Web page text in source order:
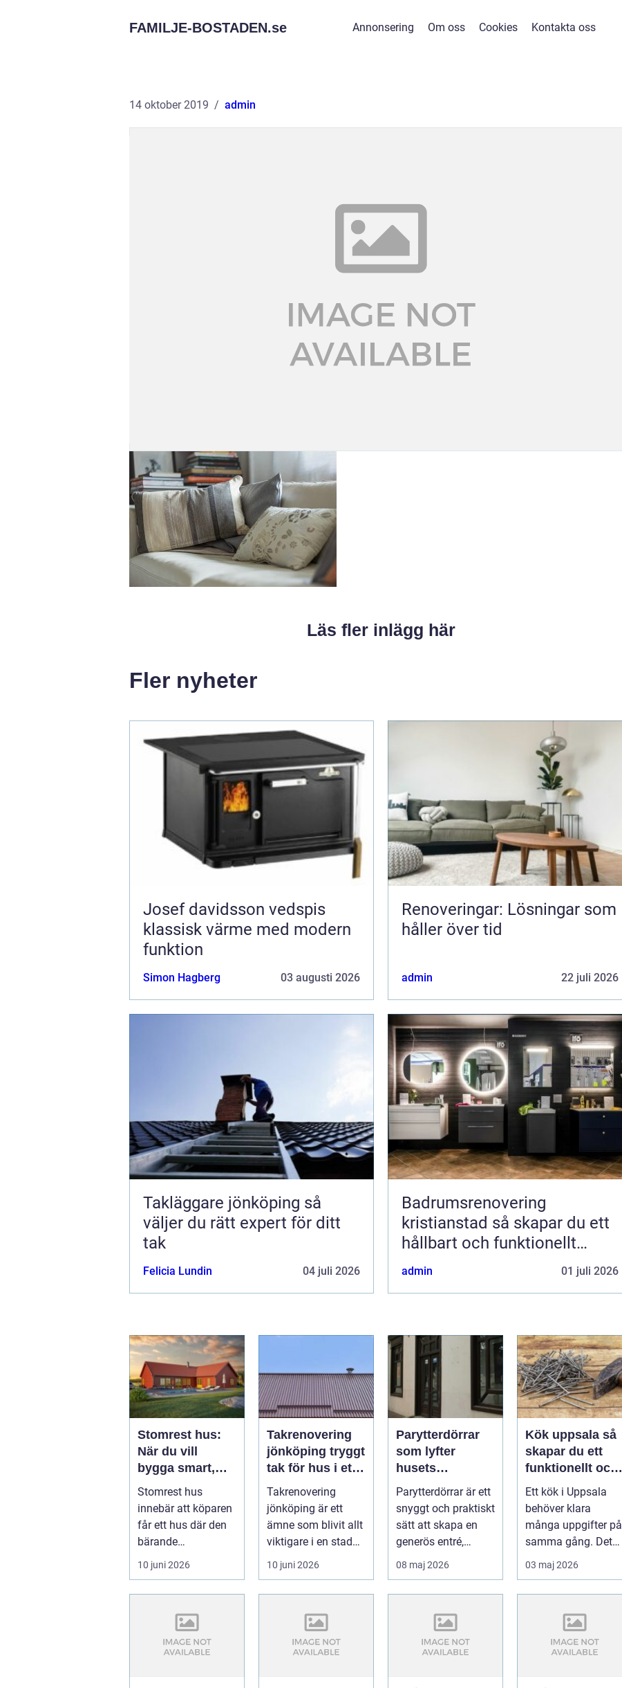
FAMILJE-BOSTADEN.se Annonsering Om oss Cookies Kontakta oss
14 oktober 2019 admin
Läs fler inlägg här
Fler nyheter
Josef davidsson vedspis
klassisk värme med modern
funktion
Simon Hagberg 03 augusti 2026
Renoveringar: Lösningar som
håller över tid
admin 22 juli 2026
Takläggare jönköping så
väljer du rätt expert för ditt
tak
Felicia Lundin 04 juli 2026
Badrumsrenovering
kristianstad så skapar du ett
hållbart och funktionellt
badrum
admin 01 juli 2026
Stomrest hus:
När du vill
bygga smart,
tryggt och
flexibelt
Stomrest hus
innebär att köparen
får ett hus där den
bärande
konstruktione...
10 juni 2026
Takrenovering
jönköping tryggt
tak för hus i ett
utsatt klimat
Takrenovering
jönköping är ett
ämne som blivit allt
viktigare i en stad
där väderväxlingar,
kraftiga...
10 juni 2026
Parytterdörrar
som lyfter
husets
helhetsintryck
Parytterdörrar är ett
snyggt och praktiskt
sätt att skapa en
generös entré,
samtidigt som
huset får ...
08 maj 2026
Kök uppsala så
skapar du ett
funktionellt och
personligt kök
Ett kök i Uppsala
behöver klara
många uppgifter på
samma gång. Det
ska fungera i
vardagen, hålla för...
03 maj 2026